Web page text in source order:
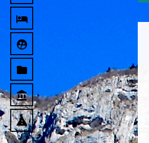
local_hotel
supervised_user_circle
folder
account_balance
report_problem